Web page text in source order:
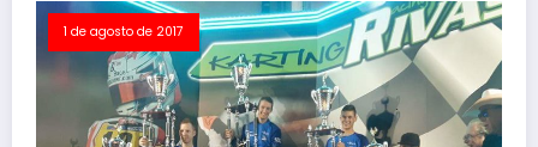
1 de agosto de 2017